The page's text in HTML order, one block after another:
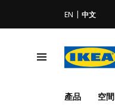
EN 中文
產品 空間